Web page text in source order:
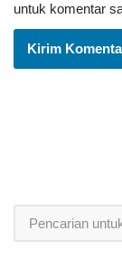
untuk komentar